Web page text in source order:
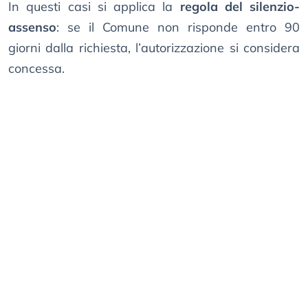
In questi casi si applica la regola del silenzio-
assenso: se il Comune non risponde entro 90
giorni dalla richiesta, l’autorizzazione si considera
concessa.